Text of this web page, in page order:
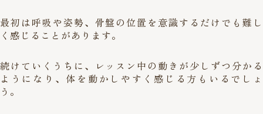
最初は呼吸や姿勢、骨盤の位置を意識するだけでも難し
く感じることがあります。
続けていくうちに、レッスン中の動きが少しずつ分かる
ようになり、体を動かしやすく感じる方もいるでしょ
う。